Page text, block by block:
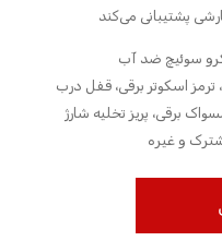
اسکوتر برقی، قفل درب
برقی، پریز تخلیه شارژ
و غیره